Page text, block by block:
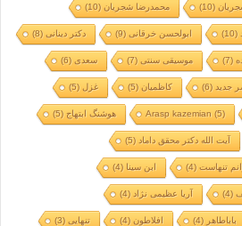
(10) محمدرضا شجریان(10)
(10) ابولحسن خرقانی(9) دکتر دینانی(8)
(7) موسیقی سنتی(7) سعدی(6)
جدید (6) کاظمیان(5) غزل (5)
Arasp kazemian (5) هوشنگ ابتهاج(5)
آیت الله دکتر محقق داماد (5)
تنهاست(4) ابن سینا (4)
(4) آریا عظیمی نژاد (4)
باباطاهر (4) افلاطون(4) تنهایی(3)